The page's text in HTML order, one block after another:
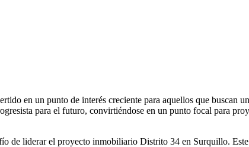
en un punto de interés creciente para aquellos que buscan
para el futuro, convirtiéndose en un punto focal para
de liderar el proyecto inmobiliario Distrito 34 en Surquillo.